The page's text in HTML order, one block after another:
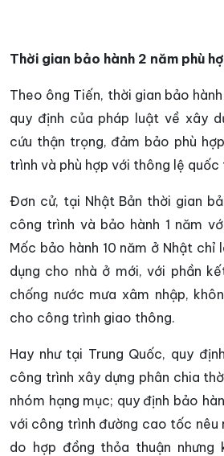
Thời gian bảo hành 2 năm phù
Theo ông Tiến, thời gian bảo
quy định của pháp luật về xây
cứu thận trọng, đảm bảo phù
trình và phù hợp với thông lệ quốc
Đơn cử, tại Nhật Bản thời gian
công trình và bảo hành 1 năm
Mốc bảo hành 10 năm ở Nhật
dụng cho nhà ở mới, với phần
chống nước mưa xâm nhập,
cho công trình giao thông.
Hay như tại Trung Quốc, quy
công trình xây dựng phân chia
nhóm hạng mục; quy định bảo
với công trình đường cao tốc nêu
do hợp đồng thỏa thuận nhưng